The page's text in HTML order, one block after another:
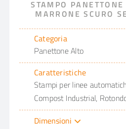
STAMPO
MARRONE SCURO
Categoria
Panettone Alto
Caratteristiche
Stampi per linee
Compost Industrial,
Dimensioni